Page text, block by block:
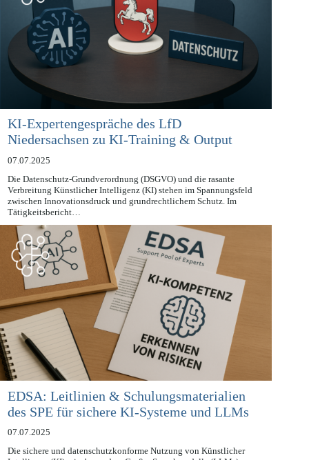
KI-Expertengespräche des LfD
Niedersachsen zu KI-Training & Output
07.07.2025
Die Datenschutz-Grundverordnung (DSGVO) und die rasante
Verbreitung Künstlicher Intelligenz (KI) stehen im Spannungsfeld
zwischen Innovationsdruck und grundrechtlichem Schutz. Im
Tätigkeitsbericht…
EDSA: Leitlinien & Schulungsmaterialien
des SPE für sichere KI-Systeme und LLMs
07.07.2025